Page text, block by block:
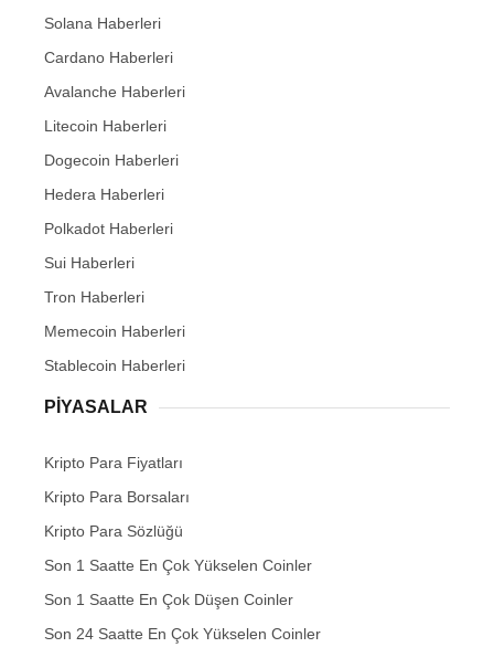
Solana Haberleri
Cardano Haberleri
Avalanche Haberleri
Litecoin Haberleri
Dogecoin Haberleri
Hedera Haberleri
Polkadot Haberleri
Sui Haberleri
Tron Haberleri
Memecoin Haberleri
Stablecoin Haberleri
PIYASALAR
Kripto Para Fiyatları
Kripto Para Borsaları
Kripto Para Sözlüğü
Son 1 Saatte En Çok Yükselen Coinler
Son 1 Saatte En Çok Düşen Coinler
Son 24 Saatte En Çok Yükselen Coinler